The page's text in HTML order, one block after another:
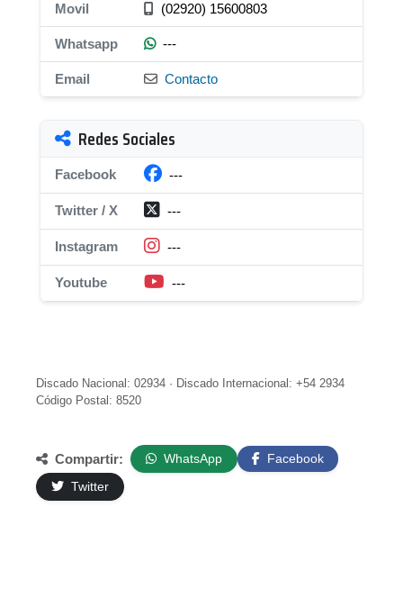
Movil (02920) 15600803
Whatsapp ---
Email Contacto
Redes Sociales
Facebook ---
Twitter / X ---
Instagram ---
Youtube ---
Discado Nacional: 02934 · Discado Internacional: +54 2934
Código Postal: 8520
Compartir: WhatsApp
Facebook
Twitter